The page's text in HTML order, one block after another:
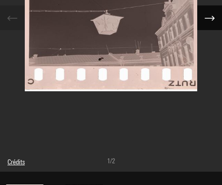
Crédits
© Eli Lotar
1/2